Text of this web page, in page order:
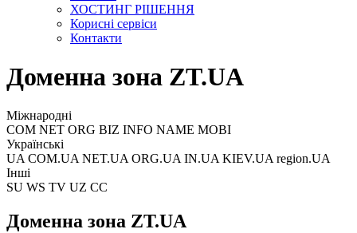
ХОСТИНГ РІШЕННЯ
Корисні сервіси
Контакти
Доменна зона ZT.UA
Міжнародні
COM NET ORG BIZ INFO NAME MOBI
Українські
UA COM.UA NET.UA ORG.UA IN.UA KIEV.UA region.UA
Інші
SU WS TV UZ CC
Доменна зона ZT.UA